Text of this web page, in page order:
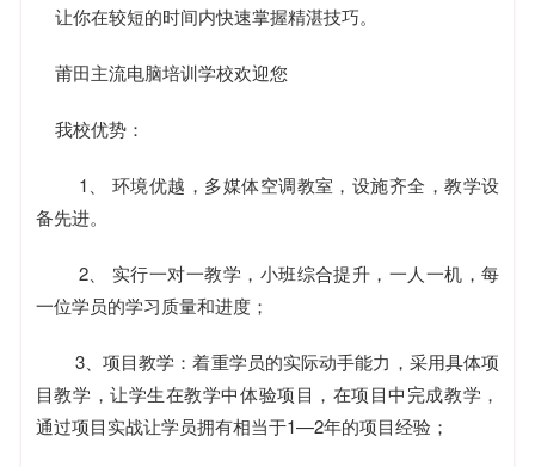
让你在较短的时间内快速掌握精湛技巧。
莆田主流电脑培训学校欢迎您
我校优势：
1、 环境优越，多媒体空调教室，设施齐全，教学设
备先进。
2、 实行一对一教学，小班综合提升，一人一机，每
一位学员的学习质量和进度；
3、项目教学：着重学员的实际动手能力，采用具体项
目教学，让学生在教学中体验项目，在项目中完成教学，
通过项目实战让学员拥有相当于1—2年的项目经验；